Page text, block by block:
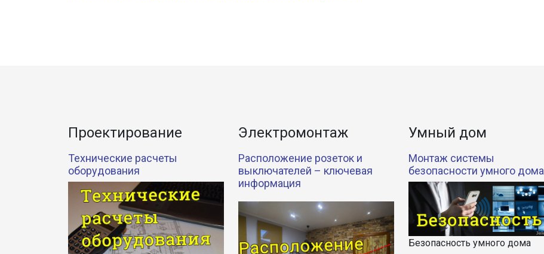
Проектирование
Технические расчеты
оборудования
Электромонтаж
Расположение розеток и
выключателей – ключевая
информация
Умный дом
Монтаж системы
безопасности умного дома
Безопасность умного дома